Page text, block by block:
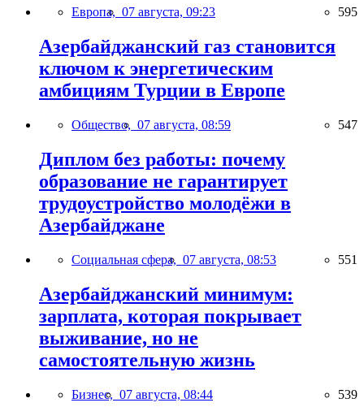
Европа, 07 августа, 09:23 595
Азербайджанский газ становится
ключом к энергетическим
амбициям Турции в Европе
Общество, 07 августа, 08:59 547
Диплом без работы: почему
образование не гарантирует
трудоустройство молодёжи в
Азербайджане
Социальная сфера, 07 августа, 08:53 551
Азербайджанский минимум:
зарплата, которая покрывает
выживание, но не
самостоятельную жизнь
Бизнес, 07 августа, 08:44 539